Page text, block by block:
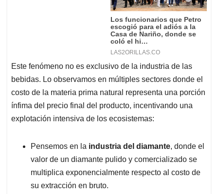
Este fenómeno no es exclusivo de la industria de las
bebidas. Lo observamos en múltiples sectores donde el
costo de la materia prima natural representa una porción
ínfima del precio final del producto, incentivando una
explotación intensiva de los ecosistemas:
Pensemos en la industria del diamante, donde el
valor de un diamante pulido y comercializado se
multiplica exponencialmente respecto al costo de
su extracción en bruto.